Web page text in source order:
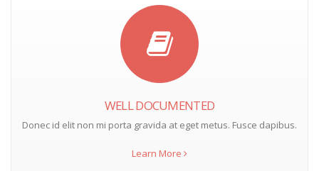
WELL DOCUMENTED
Donec id elit non mi porta gravida at eget metus. Fusce dapibus.
Learn More